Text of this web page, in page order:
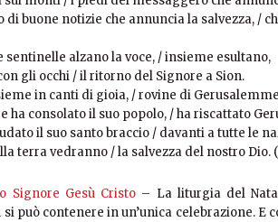
di buone notizie che annuncia la salvezza, /
sentinelle alzano la voce, / insieme esultano,
gli occhi / il ritorno del Signore a Sion.
in canti di gioia, / rovine di
ha consolato il suo popolo, / ha riscattato
il suo santo braccio / davanti a tutte le
terra vedranno / la salvezza del nostro Dio.
Signore Gesù Cristo – La liturgia del
può contenere in un’unica celebrazione. E